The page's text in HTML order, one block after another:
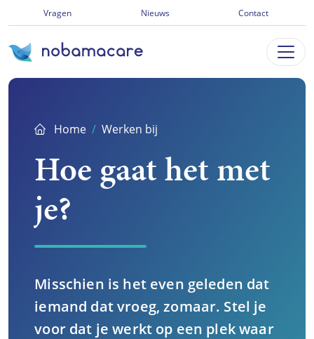
direct
naar
inhoud
Vragen Nieuws Contact
Home Werken bij
Hoe gaat het met
je?
Misschien is het even geleden dat
iemand dat vroeg, zomaar. Stel je
voor dat je werkt op een plek waar